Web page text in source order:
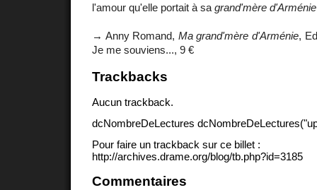
l'amour qu'elle portait à sa grand'mère d'Arménie
→ Anny Romand, Ma grand'mère d'Arménie,
Je me souviens..., 9 €
Trackbacks
Aucun trackback.
dcNombreDeLectures
Pour faire un trackback sur ce billet :
http://archives.drame.org/blog/tb.php?id=3185
Commentaires